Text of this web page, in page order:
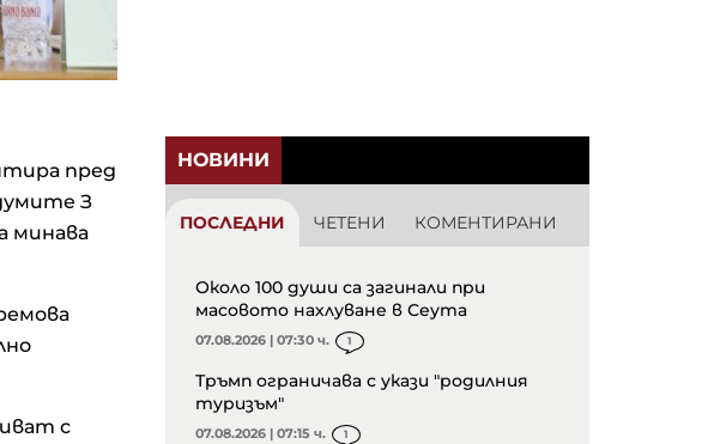
пред
З
минава
с
НОВИНИ
ПОСЛЕДНИ ЧЕТЕНИ КОМЕНТИРАНИ
Около 100 души са загинали при
масовото нахлуване в Сеута
07.08.2026 | 07:30 ч. 1
Тръмп ограничава с укази "родилния
туризъм"
07.08.2026 | 07:15 ч. 1